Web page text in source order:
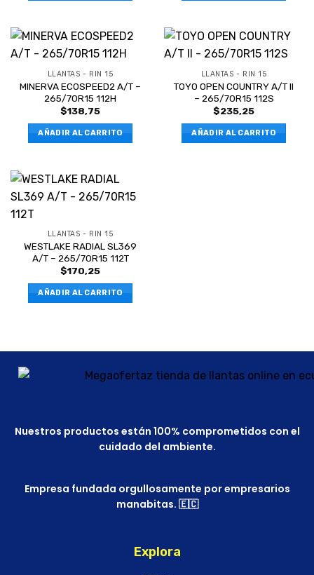
LLANTAS - RIN 15
MINERVA ECOSPEED2 A/T –
265/70R15 112H
$138,75
AÑADIR AL CARRITO
LLANTAS - RIN 15
TOYO OPEN COUNTRY A/T II
– 265/70R15 112S
$235,25
AÑADIR AL CARRITO
LLANTAS - RIN 15
WESTLAKE RADIAL SL369
A/T – 265/70R15 112T
$170,25
AÑADIR AL CARRITO
Nuestros productos están 100% comprometidos con el
cuidado del ambiente.
Empresa fundada orgullosamente por empresarios
manabitas. 🇪🇨
Explora